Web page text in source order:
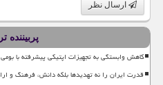
ارسال نظر
پربیننده
کاهش وابستگی به تجهیزات اپتیکی پیشرفته با
قدرت ایران را نه تهدیدها بلکه دانش، فرهنگ و